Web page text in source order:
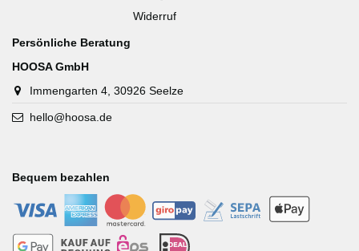
Widerruf
Persönliche Beratung
HOOSA GmbH
Immengarten 4, 30926 Seelze
hello@hoosa.de
Bequem bezahlen
-
- - - -
- - - -